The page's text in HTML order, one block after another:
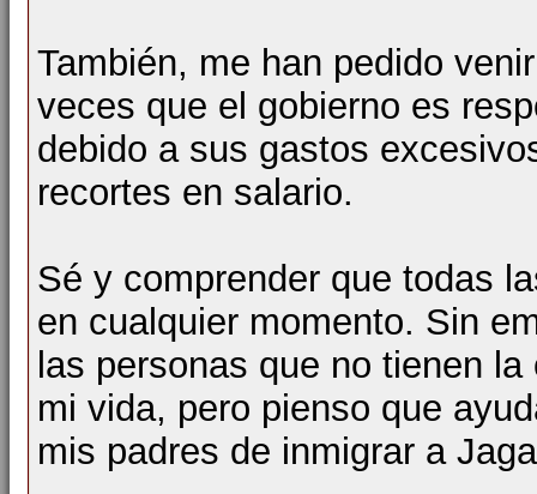
También, me han pedido
veces que el gobierno es
debido a sus gastos
recortes en salario.
Sé y comprender que todas
en cualquier momento. Sin
las personas que no tienen
mi vida, pero pienso que
mis padres de inmigrar a